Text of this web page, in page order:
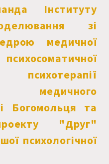
Інституту
зі
медичної
медичного
Богомольця та
"Друг"
психологічної